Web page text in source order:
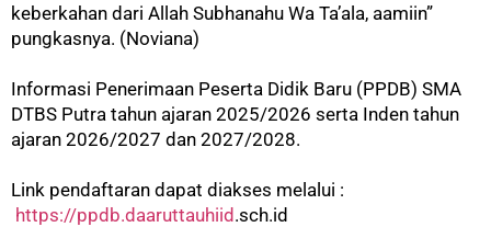
keberkahan dari Allah Subhanahu Wa Ta’ala, aamiin”
pungkasnya. (Noviana)
Informasi Penerimaan Peserta Didik Baru (PPDB) SMA
DTBS Putra tahun ajaran 2025/2026 serta Inden tahun
ajaran 2026/2027 dan 2027/2028.
Link pendaftaran dapat diakses melalui :
https://ppdb.daaruttauhiid.sch.id